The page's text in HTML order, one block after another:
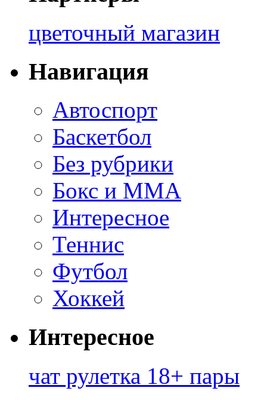
цветочный магазин
Навигация
Автоспорт
Баскетбол
Без рубрики
Бокс и ММА
Интересное
Теннис
Футбол
Хоккей
Интересное
чат рулетка 18+ пары